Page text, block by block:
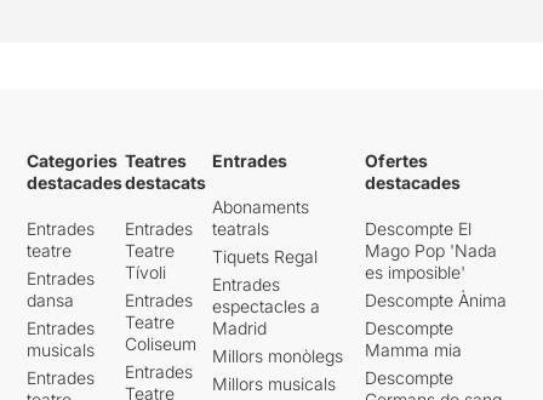
Categories
destacades
Entrades
teatre
Entrades
dansa
Entrades
musicals
Entrades
Teatres
destacats
Entrades
Teatre
Tívoli
Entrades
Teatre
Coliseum
Entrades
Teatre
Entrades
Abonaments
teatrals
Tiquets Regal
Entrades
espectacles a
Madrid
Millors monòlegs
Millors musicals
Ofertes
destacades
Descompte El
Mago Pop 'Nada
es imposible'
Descompte Ànima
Descompte
Mamma mia
Descompte